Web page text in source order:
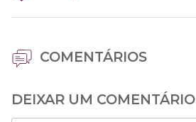
COMENTÁRIOS
DEIXAR UM COMENTÁRIO